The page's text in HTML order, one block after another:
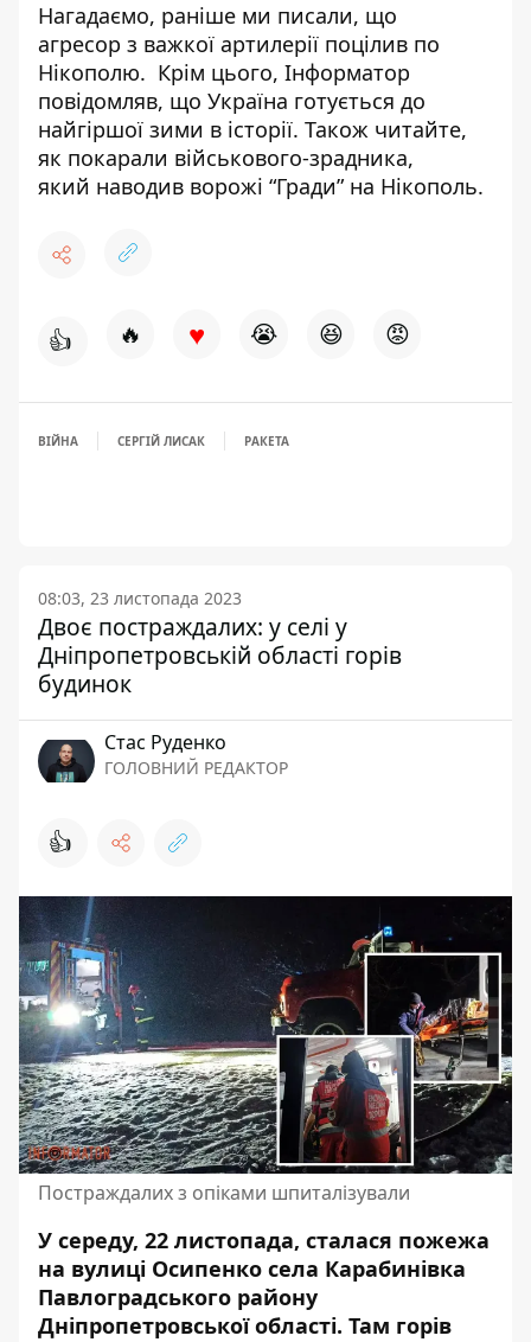
Нагадаємо, раніше ми писали, що
агресор з важкої артилерії поцілив по
Нікополю. Крім цього, Інформатор
повідомляв, що Україна готується до
найгіршої зими в історії. Також читайте,
як покарали військового-зрадника,
який наводив ворожі “Гради” на Нікополь.
👍 🔥 ♥ 😭 😆 😡
ВІЙНА СЕРГІЙ ЛИСАК РАКЕТА
08:03, 23 листопада 2023
Двоє постраждалих: у селі у
Дніпропетровській області горів
будинок
Стас Руденко
ГОЛОВНИЙ РЕДАКТОР
👍
Постраждалих з опіками шпиталізували
У середу, 22 листопада, сталася пожежа
на вулиці Осипенко села Карабинівка
Павлоградського району
Дніпропетровської області. Там горів